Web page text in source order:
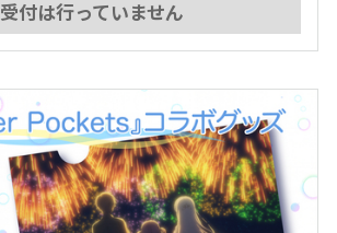
受付は行っていません